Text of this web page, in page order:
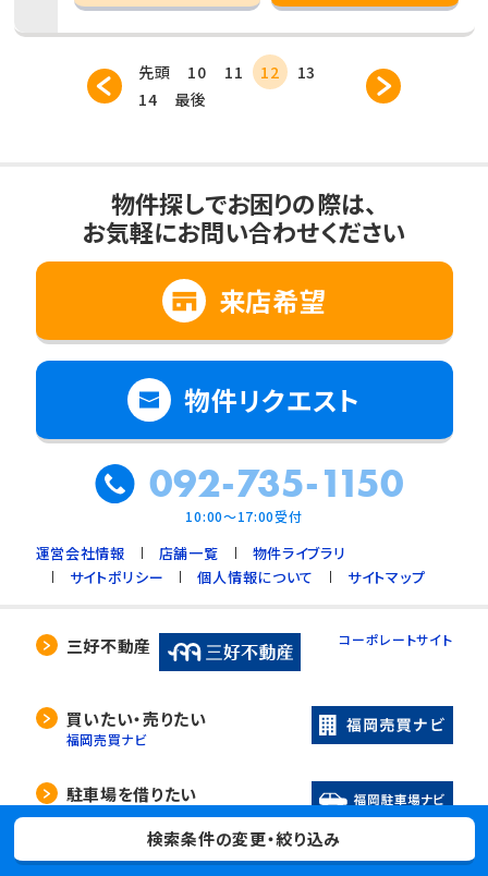
先頭 10 11 12
13
14
最後
検索条件の変更・絞り込み
物件探しでお困りの際は、
お気軽にお問い合わせください
来店希望
物件リクエスト
092-735-1150
10:00～17:00受付
運営会社情報 店舗一覧
物件ライブラリ
サイトポリシー
個人情報について サイトマップ
三好不動産 コーポレートサイト
買いたい・売りたい
福岡売買ナビ
駐車場を借りたい
福岡駐車場ナビ
入居者様へ 入居者様専用サイト